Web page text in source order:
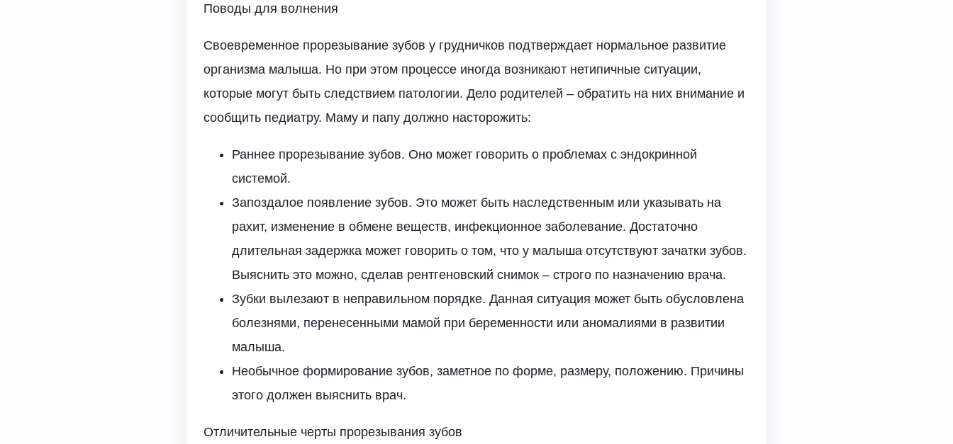
Поводы для волнения
Своевременное прорезывание зубов у грудничков подтверждает нормальное развитие
организма малыша. Но при этом процессе иногда возникают нетипичные ситуации,
которые могут быть следствием патологии. Дело родителей – обратить на них внимание и
сообщить педиатру. Маму и папу должно насторожить:
Раннее прорезывание зубов. Оно может говорить о проблемах с эндокринной
системой.
Запоздалое появление зубов. Это может быть наследственным или указывать на
рахит, изменение в обмене веществ, инфекционное заболевание. Достаточно
длительная задержка может говорить о том, что у малыша отсутствуют зачатки зубов.
Выяснить это можно, сделав рентгеновский снимок – строго по назначению врача.
Зубки вылезают в неправильном порядке. Данная ситуация может быть обусловлена
болезнями, перенесенными мамой при беременности или аномалиями в развитии
малыша.
Необычное формирование зубов, заметное по форме, размеру, положению. Причины
этого должен выяснить врач.
Отличительные черты прорезывания зубов